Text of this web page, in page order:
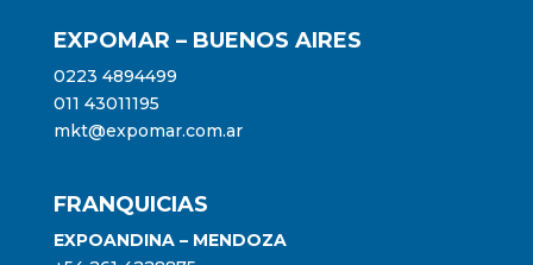
EXPOMAR – BUENOS AIRES
0223 4894499
011 43011195
mkt@expomar.com.ar
FRANQUICIAS
EXPOANDINA – MENDOZA